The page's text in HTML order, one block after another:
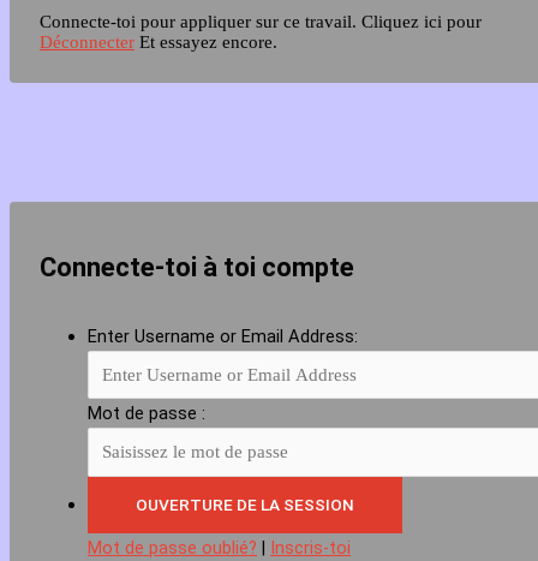
Connecte-toi pour appliquer sur ce travail. Cliquez ici pour
Déconnecter Et essayez encore.
Connecte-toi à toi compte
Enter Username or Email Address:
Mot de passe :
Mot de passe oublié? Inscris-toi